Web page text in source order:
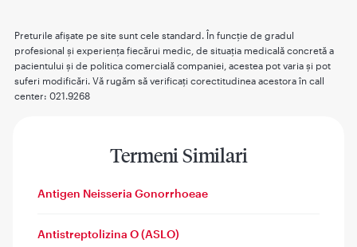
Preturile afişate pe site sunt cele standard. În funcţie de gradul
profesional şi experienţa fiecărui medic, de situaţia medicală concretă a
pacientului şi de politica comercială companiei, acestea pot varia şi pot
suferi modificări. Vă rugăm să verificaţi corectitudinea acestora în call
center: 021.9268
Termeni Similari
Antigen Neisseria Gonorrhoeae
Antistreptolizina O (ASLO)